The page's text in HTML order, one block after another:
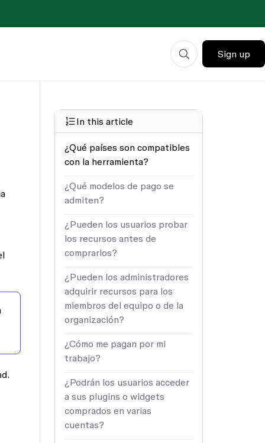
Sign up
In this article
¿Qué países son compatibles
con la herramienta?
¿Qué modelos de pago se
admiten?
¿Pueden los usuarios probar
los recursos antes de
comprarlos?
¿Pueden los administradores
adquirir recursos para los
miembros del equipo o de la
organización?
¿Cómo me pagan por mi
trabajo?
¿Podrán los usuarios acceder
a sus plugins o widgets
comprados en varias
cuentas?